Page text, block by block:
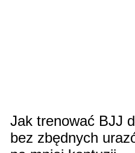
Jak trenować BJJ
bez zbędnych